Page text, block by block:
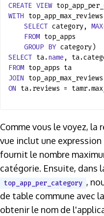
CREATE VIEW
WITH top_app_max_reviews
SELECT category, MAX
FROM top_apps
GROUP BY category)
SELECT ta.name ,
FROM top_apps ta
JOIN
ON ta.reviews =
Comme vous le voyez,
vue inclut une
fournit le nombre
catégorie. Ensuite, dans
top_app_per_category ,
de table commune avec
obtenir le nom de